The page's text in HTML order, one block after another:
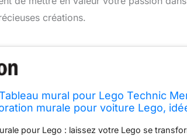
créations.
mural pour Lego Technic
murale pour voiture Lego,
pour Lego : laissez votre Lego se